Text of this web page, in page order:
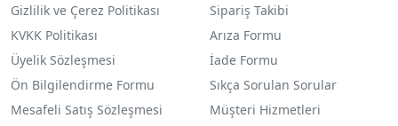
Gizlilik ve Çerez Politikası
KVKK Politikası
Üyelik Sözleşmesi
Ön Bilgilendirme Formu
Mesafeli Satış Sözleşmesi
Sipariş Takibi
Arıza Formu
İade Formu
Sıkça Sorulan Sorular
Müşteri Hizmetleri